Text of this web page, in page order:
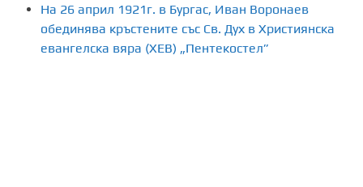
На 26 април 1921г. в Бургас, Иван Воронаев
обединява кръстените със Св. Дух в Християнска
евангелска вяра (ХЕВ) „Пентекостел”